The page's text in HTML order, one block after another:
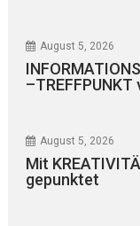
August 5, 2026
August 5, 2026
Mit
gepunktet